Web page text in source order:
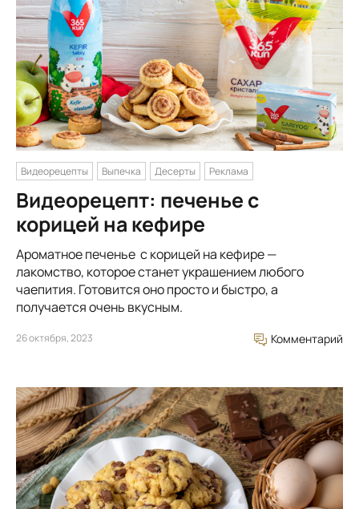
Видеорецепты Выпечка Десерты Реклама
Видеорецепт: печенье с
корицей на кефире
Ароматное печенье с корицей на кефире —
лакомство, которое станет украшением любого
чаепития. Готовится оно просто и быстро, а
получается очень вкусным.
26 октября, 2023 Комментарий